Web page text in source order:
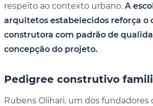
respeito ao contexto urbano. A
arquitetos estabelecidos reforça o
construtora com padrão de
concepção do projeto.
Pedigree construtivo
Rubens Olihari, um dos fundadores